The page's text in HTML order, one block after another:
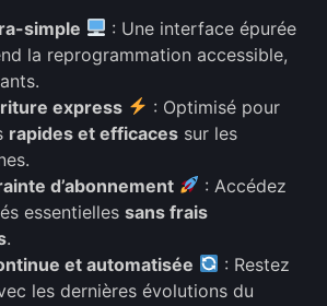
simple
: Une interface épurée
la reprogrammation accessible,
express
: Optimisé pour
rapides et efficaces sur les
d’abonnement
: Accédez
essentielles sans frais
.
et automatisée
: Restez
les dernières évolutions du